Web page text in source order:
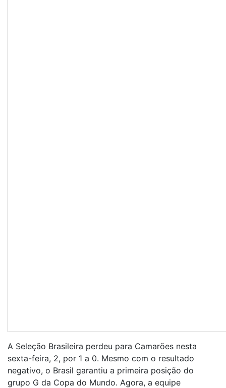
A Seleção Brasileira perdeu para Camarões nesta
sexta-feira, 2, por 1 a 0. Mesmo com o resultado
negativo, o Brasil garantiu a primeira posição do
grupo G da Copa do Mundo. Agora, a equipe